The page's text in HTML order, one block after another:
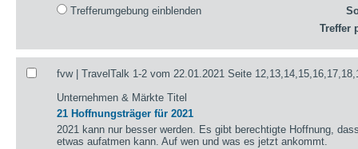
Trefferumgebung einblenden
Treffer
fvw | TravelTalk 1-2 vom 22.01.2021 Seite
Unternehmen & Märkte Titel
21 Hoffnungsträger für 2021
2021 kann nur besser werden. Es gibt berechtigte Hoffnung,
etwas aufatmen kann. Auf wen und was es jetzt ankommt.